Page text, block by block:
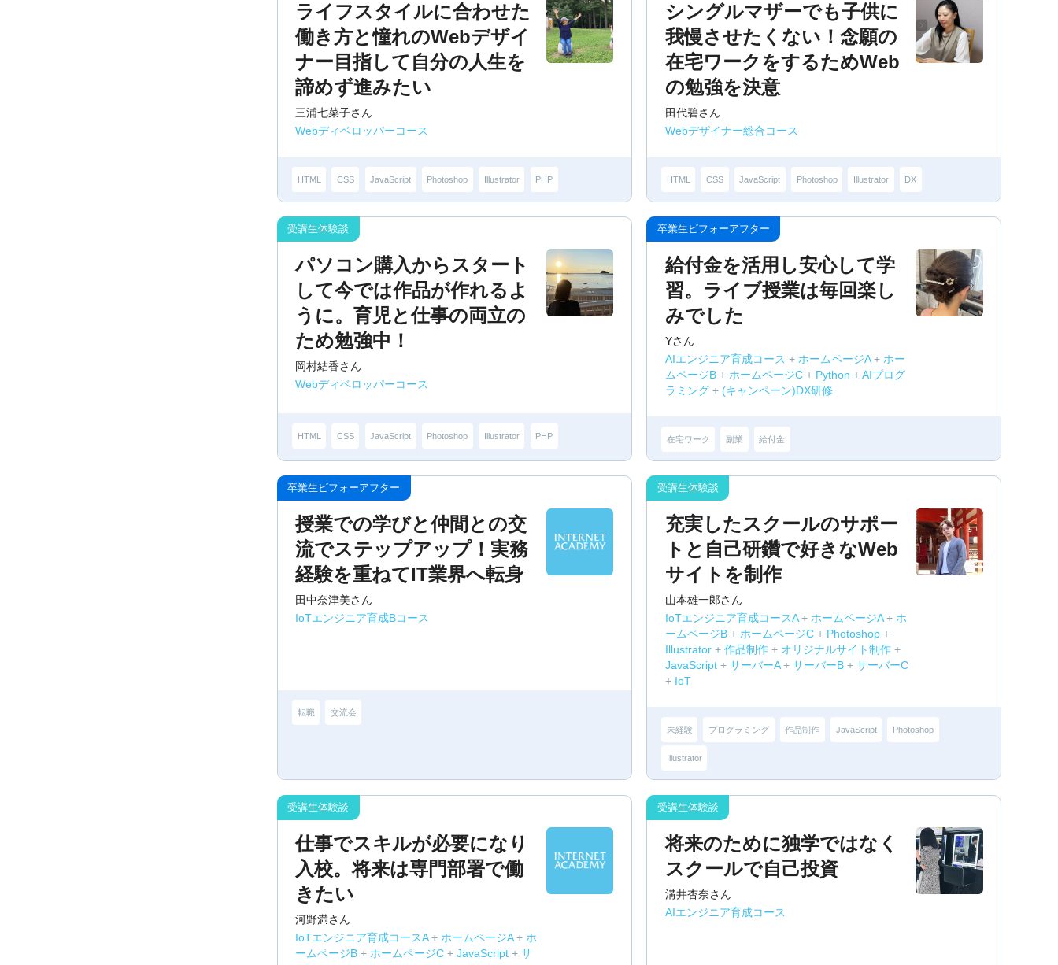
ライフスタイルに合わせた
働き方と憧れのWebデザイ
ナー目指して自分の人生を
諦めず進みたい
三浦七菜子さん
Webディベロッパーコース
HTML CSS JavaScript Photoshop Illustrator PHP
シングルマザーでも子供に
我慢させたくない！念願の
在宅ワークをするためWeb
の勉強を決意
田代碧さん
Webデザイナー総合コース
HTML CSS JavaScript Photoshop Illustrator DX
パソコン購入からスタート
して今では作品が作れるよ
うに。育児と仕事の両立の
ため勉強中！
岡村結香さん
Webディベロッパーコース
HTML CSS JavaScript Photoshop Illustrator PHP
給付金を活用し安心して学
習。ライブ授業は毎回楽し
みでした
Yさん
AIエンジニア育成コース + ホームページA+ ホー
ムページB+ ホームページC+ Python +AIプログ
ラミング+ (キャンペーン)DX研修
在宅ワーク 副業 給付金
授業での学びと仲間との交
流でステップアップ！実務
経験を重ねてIT業界へ転身
田中奈津美さん
IoTエンジニア育成Bコース
転職 交流会
充実したスクールのサポー
トと自己研鑽で好きなWeb
サイトを制作
山本雄一郎さん
IoTエンジニア育成コースA+ ホームページA+ ホ
ームページB+ ホームページC+ Photoshop+
Illustrator+ 作品制作+ オリジナルサイト制作+
JavaScript+ サーバーA+ サーバーB+ サーバーC
+ IoT
未経験 プログラミング 作品制作 JavaScript Photoshop
Illustrator
仕事でスキルが必要になり
入校。将来は専門部署で働
きたい
河野満さん
IoTエンジニア育成コースA+ ホームページA+ ホ
ームページB + ホームページC +JavaScript +サ
将来のために独学ではなく
スクールで自己投資
溝井杏奈さん
AIエンジニア育成コース